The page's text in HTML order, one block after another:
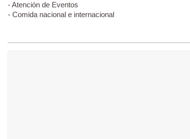
- Atención de Eventos
- Comida nacional e internacional